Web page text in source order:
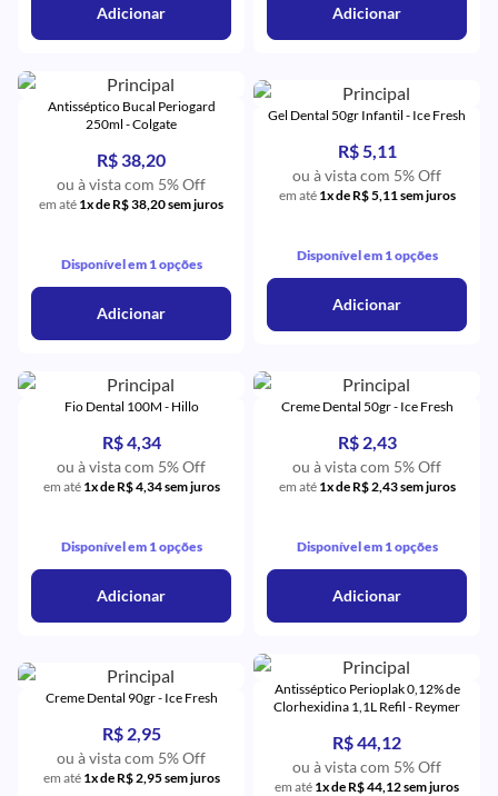
Adicionar Adicionar
Antisséptico Bucal Periogard
250ml - Colgate
R$ 38,20
ou à vista com 5% Off
em até 1x de R$ 38,20 sem juros
Disponível em 1 opções
Adicionar
Gel Dental 50gr Infantil - Ice Fresh
R$ 5,11
ou à vista com 5% Off
em até 1x de R$ 5,11 sem juros
Disponível em 1 opções
Adicionar
Fio Dental 100M - Hillo
R$ 4,34
ou à vista com 5% Off
em até 1x de R$ 4,34 sem juros
Disponível em 1 opções
Adicionar
Creme Dental 50gr - Ice Fresh
R$ 2,43
ou à vista com 5% Off
em até 1x de R$ 2,43 sem juros
Disponível em 1 opções
Adicionar
Creme Dental 90gr - Ice Fresh
R$ 2,95
ou à vista com 5% Off
em até 1x de R$ 2,95 sem juros
Antisséptico Perioplak 0,12% de
Clorhexidina 1,1L Refil - Reymer
R$ 44,12
ou à vista com 5% Off
em até 1x de R$ 44,12 sem juros